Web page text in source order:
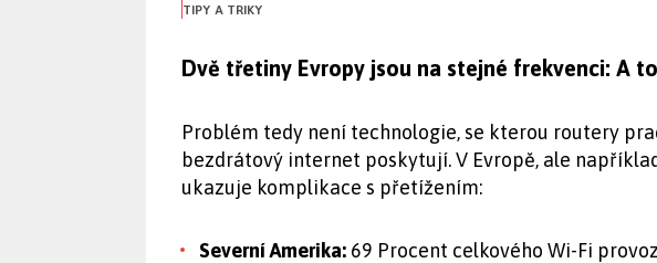
TIPY A TRIKY
Dvě třetiny Evropy jsou na stejné frekvenci: A
Problém tedy není technologie, se kterou routery
bezdrátový internet poskytují. V Evropě, ale
ukazuje komplikace s přetížením:
Severní Amerika: 69 Procent celkového Wi-Fi